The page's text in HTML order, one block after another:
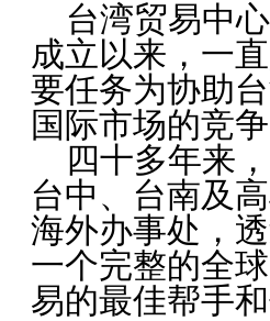
台湾贸易中心
成立以来，一
要任务为协助
国际市场的竞
四十多年来，
台中、台南及
海外办事处，
一个完整的全
易的最佳帮手